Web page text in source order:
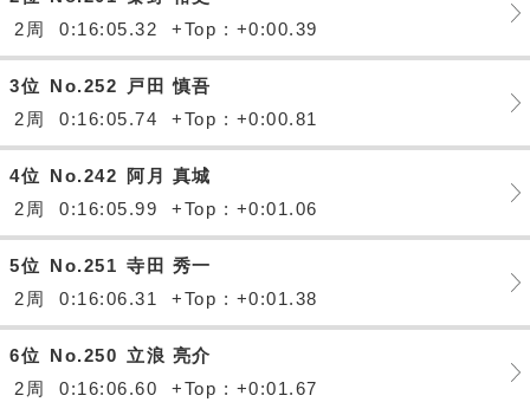
2周
0:16:05.32 +Top : +0:00.39
3位 No.252
戸田 慎吾
2周
0:16:05.74 +Top : +0:00.81
4位 No.242
阿月 真城
2周
0:16:05.99 +Top : +0:01.06
5位 No.251 寺田 秀一
2周
0:16:06.31 +Top : +0:01.38
6位 No.250 立浪 亮介
2周
0:16:06.60 +Top : +0:01.67